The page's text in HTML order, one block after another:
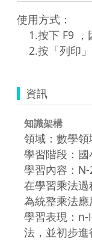
使用方式：
    2.按「列印」
資訊
知識架構
領域：數學領
學習階段：
學習內容：N-
在學習乘法
為統整乘法應
學習表現：n-
法，並初步進